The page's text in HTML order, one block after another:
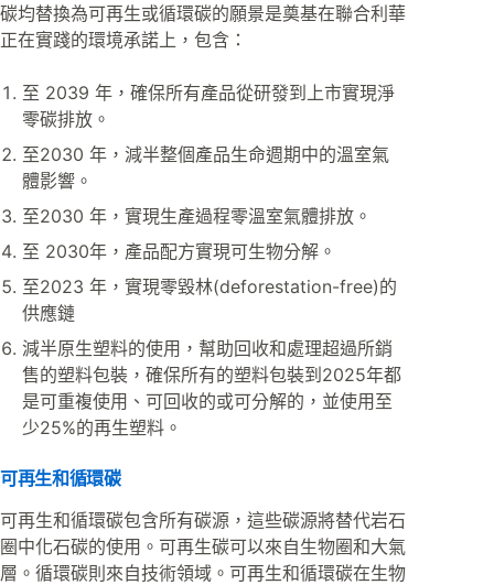
碳均替換為可再生或循環碳的願景是奠基在聯合利華
正在實踐的環境承諾上，包含：
至 2039 年，確保所有產品從研發到上市實現淨
零碳排放。
至2030 年，減半整個產品生命週期中的溫室氣
體影響。
至2030 年，實現生產過程零溫室氣體排放。
至 2030年，產品配方實現可生物分解。
至2023 年，實現零毀林(deforestation-free)的
供應鏈
減半原生塑料的使用，幫助回收和處理超過所銷
售的塑料包裝，確保所有的塑料包裝到2025年都
是可重複使用、可回收的或可分解的，並使用至
少25%的再生塑料。
可再生和循環碳
可再生和循環碳包含所有碳源，這些碳源將替代岩石
圈中化石碳的使用。可再生碳可以來自生物圈和大氣
層。循環碳則來自技術領域。可再生和循環碳在生物